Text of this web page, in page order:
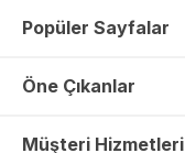
Popüler Sayfalar
Öne Çıkanlar
Müşteri Hizmetleri